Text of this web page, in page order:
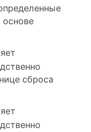
основе
сброса